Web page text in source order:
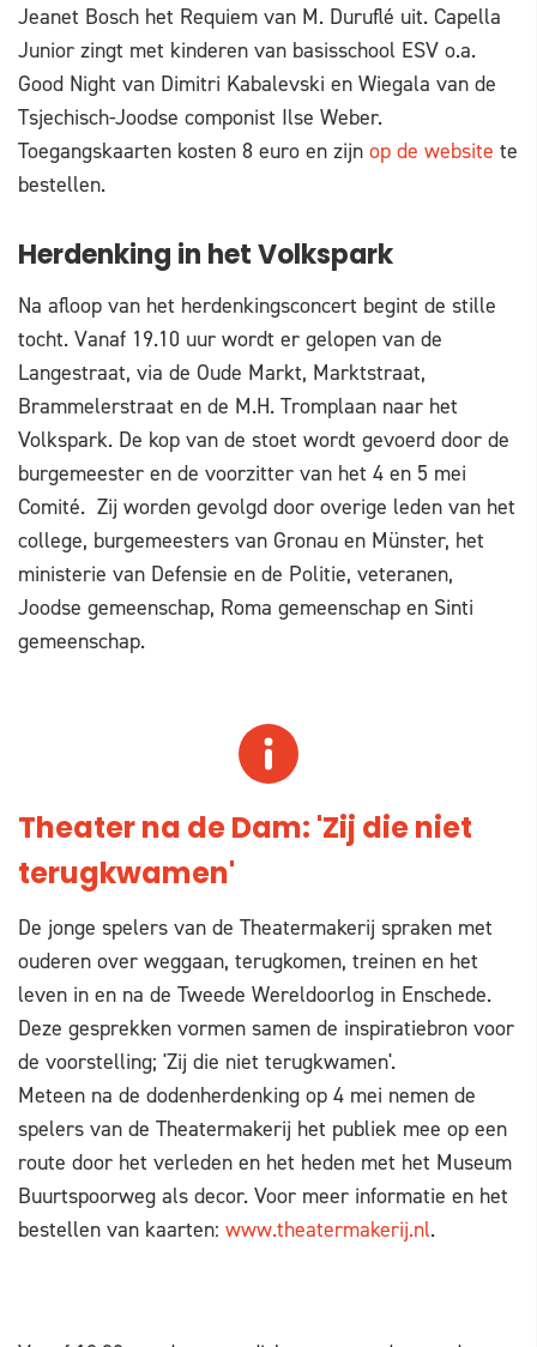
Jeanet Bosch het Requiem van M. Duruflé uit. Capella
Junior zingt met kinderen van basisschool ESV o.a.
Good Night van Dimitri Kabalevski en Wiegala van de
Tsjechisch-Joodse componist Ilse Weber.
Toegangskaarten kosten 8 euro en zijn op de website te
bestellen.
Herdenking in het Volkspark
Na afloop van het herdenkingsconcert begint de stille
tocht. Vanaf 19.10 uur wordt er gelopen van de
Langestraat, via de Oude Markt, Marktstraat,
Brammelerstraat en de M.H. Tromplaan naar het
Volkspark. De kop van de stoet wordt gevoerd door de
burgemeester en de voorzitter van het 4 en 5 mei
Comité. Zij worden gevolgd door overige leden van het
college, burgemeesters van Gronau en Münster, het
ministerie van Defensie en de Politie, veteranen,
Joodse gemeenschap, Roma gemeenschap en Sinti
gemeenschap.
Theater na de Dam: 'Zij die niet
terugkwamen'
De jonge spelers van de Theatermakerij spraken met
ouderen over weggaan, terugkomen, treinen en het
leven in en na de Tweede Wereldoorlog in Enschede.
Deze gesprekken vormen samen de inspiratiebron voor
de voorstelling; 'Zij die niet terugkwamen'.
Meteen na de dodenherdenking op 4 mei nemen de
spelers van de Theatermakerij het publiek mee op een
route door het verleden en het heden met het Museum
Buurtspoorweg als decor. Voor meer informatie en het
bestellen van kaarten: www.theatermakerij.nl.